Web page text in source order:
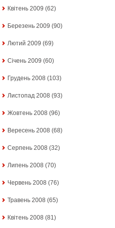
Квітень 2009 (62)
Березень 2009 (90)
Лютий 2009 (69)
Січень 2009 (60)
Грудень 2008 (103)
Листопад 2008 (93)
Жовтень 2008 (96)
Вересень 2008 (68)
Серпень 2008 (32)
Липень 2008 (70)
Червень 2008 (76)
Травень 2008 (65)
Квітень 2008 (81)